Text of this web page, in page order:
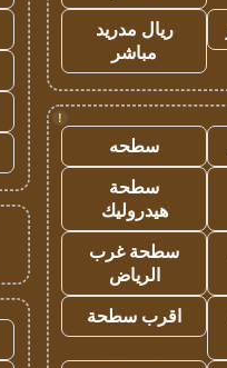
ريال مدريد
مباشر
!
سطحه
سطحة
هيدروليك
سطحة غرب
الرياض
اقرب سطحة